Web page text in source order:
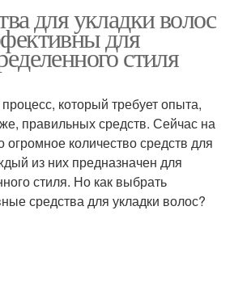
для укладки волос
для
стиля
который требует опыта,
правильных средств. Сейчас на
количество средств для
из них предназначен для
стиля. Но как выбрать
средства для укладки волос?